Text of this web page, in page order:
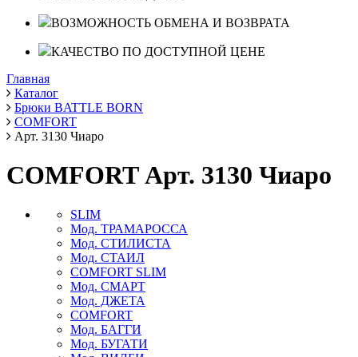
ВОЗМОЖНОСТЬ ОБМЕНА И ВОЗВРАТА
КАЧЕСТВО ПО ДОСТУПНОЙ ЦЕНЕ
Главная
Каталог
Брюки BATTLE BORN
COMFORT
Арт. 3130 Чиаро
COMFORT Арт. 3130 Чиаро
SLIM
Мод. ТРАМАРОССА
Мод. СТИЛИСТА
Мод. СТАИЛ
COMFORT SLIM
Мод. СМАРТ
Мод. ДЖЕТА
COMFORT
Мод. БАГГИ
Мод. БУГАТИ